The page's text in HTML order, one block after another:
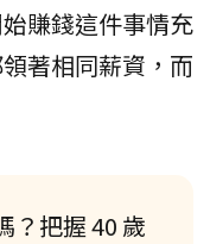
賺錢這件事情充
著相同薪資，而
？把握 40 歲